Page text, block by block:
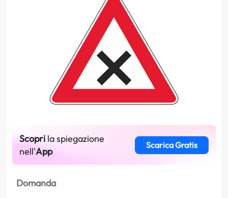
Scopri la spiegazione
nell'App
Scarica Gratis
Domanda